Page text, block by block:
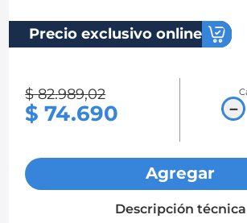
Precio exclusivo online
$ 82.989,02
$ 74.690 －
Agregar
Descripción técnica
mazda 3
chevrolet spark gt
mazda 2